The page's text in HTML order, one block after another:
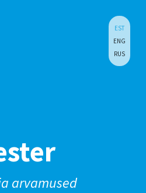
EST
ENG
RUS
arvamused